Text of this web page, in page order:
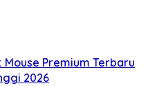
Mouse Premium Terbaru
2026